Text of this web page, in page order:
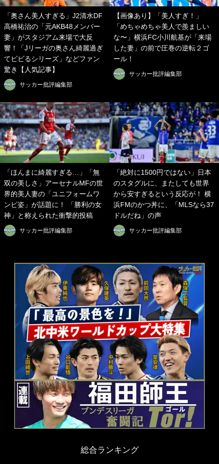
「奥さん美人すぎる」J2清水DF
高橋祐治の「元AKB48メンバー
妻」がスタジアム来場で大反
響！「Jリーガの奥さん綺麗過ぎ
てビビるシリーズ」などファン
驚き【人気記事】
サッカー批評編集部
【画像あり】「美人すぎ！」
「めちゃめちゃ美人で羨ましい
な〜」横浜FC小川航基が「来場
した妻」の前で圧巻の逆転２ゴ
ール！
サッカー批評編集部
「ほんまに綺麗すぎる…」「無
双の美しさ」アーセナルMFの世
界的美人妻の「ユニフォームワ
ンピ姿」が話題に！ 「勝利の女
神」と称えられた衝撃的投稿
サッカー批評編集部
「絶対に1500円ではない」日本
のスタグルに、またしても世界
から安すぎるという反応が！ 横
浜FMのかつ丼に、「MLSなら37
ドルだね」の声
サッカー批評編集部
総合ランキング